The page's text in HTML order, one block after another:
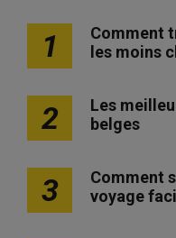
1
Comment
les moins
2
Les
belges
3
Comment
voyage